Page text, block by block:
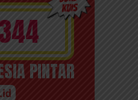
PINTAR